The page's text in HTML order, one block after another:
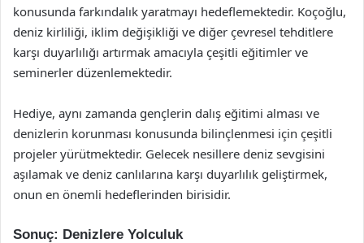
konusunda farkındalık yaratmayı hedeflemektedir. Koçoğlu,
deniz kirliliği, iklim değişikliği ve diğer çevresel tehditlere
karşı duyarlılığı artırmak amacıyla çeşitli eğitimler ve
seminerler düzenlemektedir.
Hediye, aynı zamanda gençlerin dalış eğitimi alması ve
denizlerin korunması konusunda bilinçlenmesi için çeşitli
projeler yürütmektedir. Gelecek nesillere deniz sevgisini
aşılamak ve deniz canlılarına karşı duyarlılık geliştirmek,
onun en önemli hedeflerinden birisidir.
Sonuç: Denizlere Yolculuk